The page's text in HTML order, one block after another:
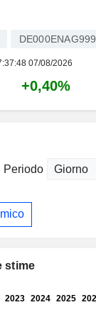
DE000ENAG999
07/08/2026
+0,40%
Periodo
stime